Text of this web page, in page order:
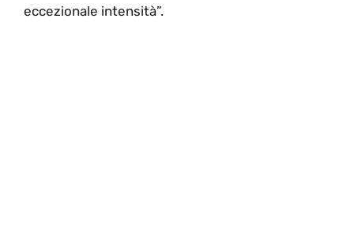
eccezionale intensità”.